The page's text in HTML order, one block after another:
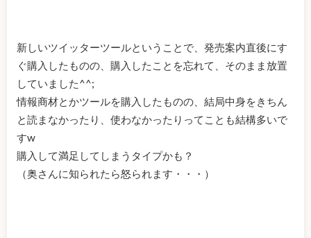
新しいツイッターツールということで、発売案内直後にす
ぐ購入したものの、購入したことを忘れて、そのまま放置
していました^^;
情報商材とかツールを購入したものの、結局中身をきちん
と読まなかったり、使わなかったりってことも結構多いで
すw
購入して満足してしまうタイプかも？
（奥さんに知られたら怒られます・・・）